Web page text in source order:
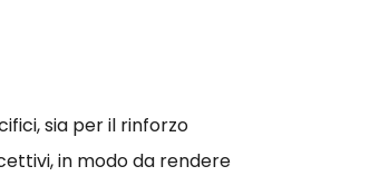
sia per il rinforzo
in modo da rendere